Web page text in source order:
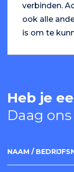
verbinden.
ook alle
is om te
Heb je
Daag
NAAM /